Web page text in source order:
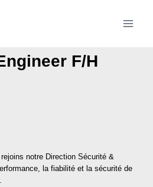
F/H
notre Direction Sécurité &
la fiabilité et la sécurité de